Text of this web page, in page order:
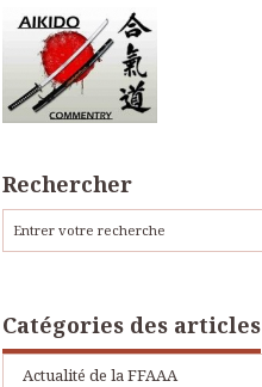
Rechercher
Catégories des articles
Actualité de la FFAAA